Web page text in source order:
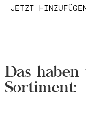
JETZT
Das
Sortiment: